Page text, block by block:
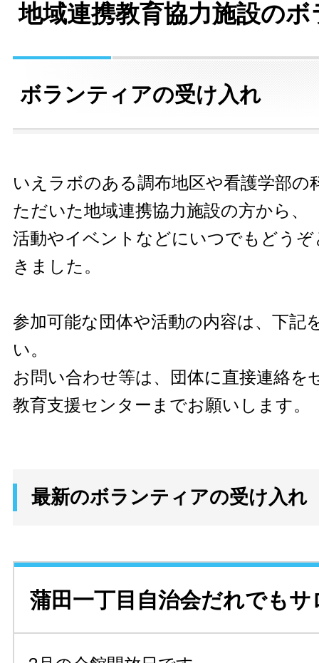
地域連携教育協力施設の
ボランティアの受け入れ
いえラボのある調布地区や看護学部の
ただいた地域連携協力施設の方から、
活動やイベントなどにいつでもどう
きました。
参加可能な団体や活動の内容は、下記
い。
お問い合わせ等は、団体に直接連絡を
教育支援センターまでお願いします。
最新のボランティアの受け入れ
蒲田一丁目自治会だれでもサ